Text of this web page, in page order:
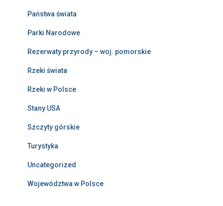
Państwa świata
Parki Narodowe
Rezerwaty przyrody – woj. pomorskie
Rzeki świata
Rzeki w Polsce
Stany USA
Szczyty górskie
Turystyka
Uncategorized
Województwa w Polsce